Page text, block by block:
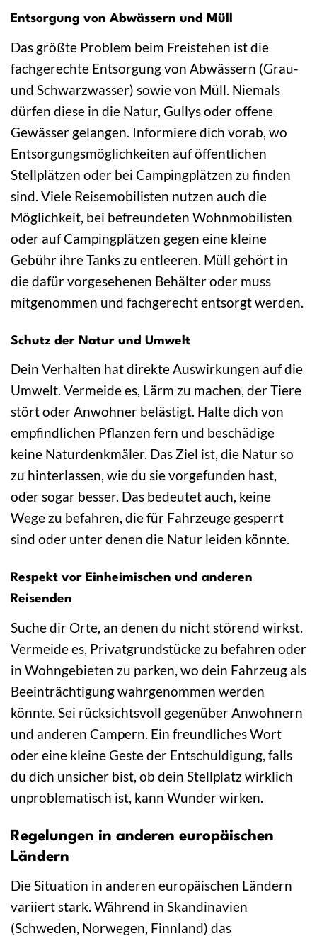
Entsorgung von Abwässern und Müll
Das größte Problem beim Freistehen ist die
fachgerechte Entsorgung von Abwässern (Grau-
und Schwarzwasser) sowie von Müll. Niemals
dürfen diese in die Natur, Gullys oder offene
Gewässer gelangen. Informiere dich vorab, wo
Entsorgungsmöglichkeiten auf öffentlichen
Stellplätzen oder bei Campingplätzen zu finden
sind. Viele Reisemobilisten nutzen auch die
Möglichkeit, bei befreundeten Wohnmobilisten
oder auf Campingplätzen gegen eine kleine
Gebühr ihre Tanks zu entleeren. Müll gehört in
die dafür vorgesehenen Behälter oder muss
mitgenommen und fachgerecht entsorgt werden.
Schutz der Natur und Umwelt
Dein Verhalten hat direkte Auswirkungen auf die
Umwelt. Vermeide es, Lärm zu machen, der Tiere
stört oder Anwohner belästigt. Halte dich von
empfindlichen Pflanzen fern und beschädige
keine Naturdenkmäler. Das Ziel ist, die Natur so
zu hinterlassen, wie du sie vorgefunden hast,
oder sogar besser. Das bedeutet auch, keine
Wege zu befahren, die für Fahrzeuge gesperrt
sind oder unter denen die Natur leiden könnte.
Respekt vor Einheimischen und anderen
Reisenden
Suche dir Orte, an denen du nicht störend wirkst.
Vermeide es, Privatgrundstücke zu befahren oder
in Wohngebieten zu parken, wo dein Fahrzeug als
Beeinträchtigung wahrgenommen werden
könnte. Sei rücksichtsvoll gegenüber Anwohnern
und anderen Campern. Ein freundliches Wort
oder eine kleine Geste der Entschuldigung, falls
du dich unsicher bist, ob dein Stellplatz wirklich
unproblematisch ist, kann Wunder wirken.
Regelungen in anderen europäischen
Ländern
Die Situation in anderen europäischen Ländern
variiert stark. Während in Skandinavien
(Schweden, Norwegen, Finnland) das